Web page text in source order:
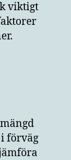
viktigt
förväg